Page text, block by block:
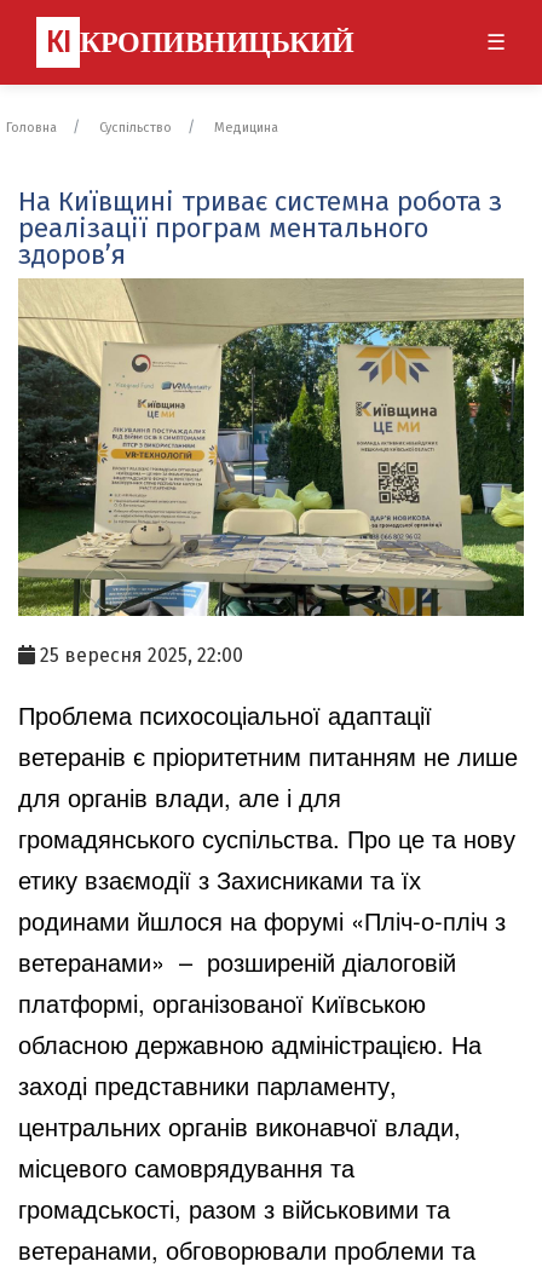
КІ КРОПИВНИЦЬКИЙ ☰
Головна Суспільство Медицина
На Київщині триває системна робота з
реалізації програм ментального
здоров’я
25 вересня 2025, 22:00
Проблема психосоціальної адаптації
ветеранів є пріоритетним питанням не лише
для органів влади, але і для
громадянського суспільства. Про це та нову
етику взаємодії з Захисниками та їх
родинами йшлося на форумі «Пліч-о-пліч з
ветеранами» – розширеній діалоговій
платформі, організованої Київською
обласною державною адміністрацією. На
заході представники парламенту,
центральних органів виконавчої влади,
місцевого самоврядування та
громадськості, разом з військовими та
ветеранами, обговорювали проблеми та